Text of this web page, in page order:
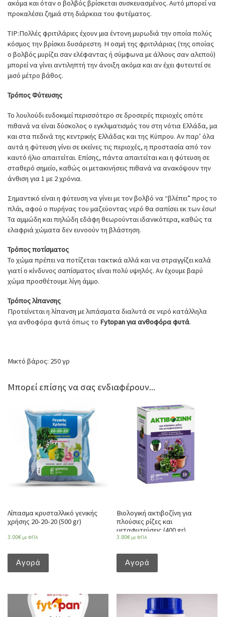
ακόμα και όταν ο βολβός βρίσκεται συσκευασμένος. Αυτό μπορεί να
προκαλέσει ζημιά στη διάρκεια του φυτέματος.
TIP:Πολλές φριτιλάριες έχουν μια έντονη μυρωδιά την οποία πολύς
κόσμος την βρίσκει δυσάρεστη. Η οσμή της φριτιλάριας (της οποίας
ο βολβός μυρίζει σαν ελέφαντας ή σύμφωνα με άλλους σαν αλεπού)
μπορεί να γίνει αντιληπτή την άνοιξη ακόμα και αν έχει φυτευτεί σε
μισό μέτρο βάθος.
Τρόπος Φύτευσης
Το λουλούδι ευδοκιμεί περισσότερο σε δροσερές περιοχές οπότε
πιθανά να είναι δύσκολος ο εγκλιματισμός του στη νότια Ελλάδα, μα
και στα πεδινά της κεντρικής Ελλάδας και της Κύπρου. Αν παρ’ όλα
αυτά η φύτευση γίνει σε εκείνες τις περιοχές, η προστασία από τον
καυτό ήλιο απαιτείται. Επίσης, πάντα απαιτείται και η φύτευση σε
σταθερό σημείο, καθώς οι μετακινήσεις πιθανά να ανακόψουν την
άνθιση για 1 με 2 χρόνια.
Σημαντικό είναι η φύτευση να γίνει με τον βολβό να “βλέπει” προς το
πλάι, αφού ο πυρήνας του μαζεύοντας νερό θα σαπίσει εκ των έσω!
Τα αμμώδη και πηλώδη εδάφη θεωρούνται ιδανικότερα, καθώς τα
ελαφριά χώματα δεν ευνοούν τη βλάστηση.
Τρόπος ποτίσματος
Το χώμα πρέπει να ποτίζεται τακτικά αλλά και να στραγγίζει καλά
γιατί ο κίνδυνος σαπίσματος είναι πολύ υψηλός. Αν έχουμε βαρύ
χώμα προσθέτουμε λίγη άμμο.
Τρόπος λίπανσης
Προτείνεται η λίπανση με λιπάσματα διαλυτά σε νερό κατάλληλα
για ανθοφόρα φυτά όπως το Fytopan για ανθοφόρα φυτά.
Μικτό βάρος: 250 γρ
Μπορεί επίσης να σας ενδιαφέρουν...
Λίπασμα κρυσταλλικό γενικής
χρήσης 20-20-20 (500 gr)
3.00€ με ΦΠΑ
Αγορά
Βιολογική ακτιβοζίνη για
πλούσιες ρίζες και
μεταφυτεύσεις (400 gr)
3.80€ με ΦΠΑ
Αγορά